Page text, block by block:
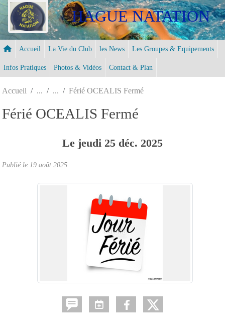
HAGUE NATATION
Accueil La Vie du Club les News Les Groupes & Equipements
Infos Pratiques Photos & Vidéos Contact & Plan
Accueil Férié OCEALIS Fermé
Férié OCEALIS Fermé
Le jeudi 25 déc. 2025
Publié le 19 août 2025
Panneau de gestion des cookies